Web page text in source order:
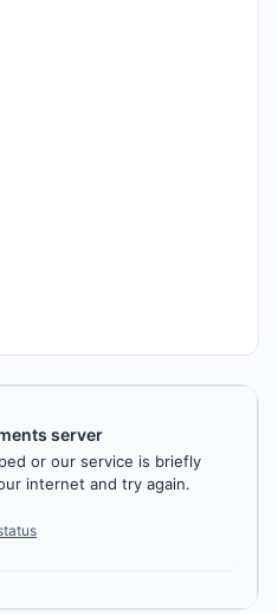
server
or our service is briefly
internet and try again.